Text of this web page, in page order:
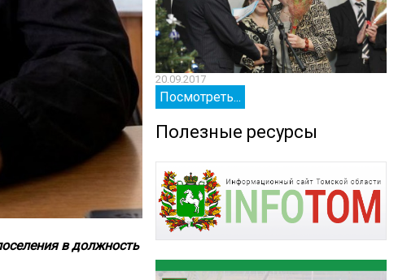
в должность
20.09.2017
Посмотреть...
Полезные ресурсы